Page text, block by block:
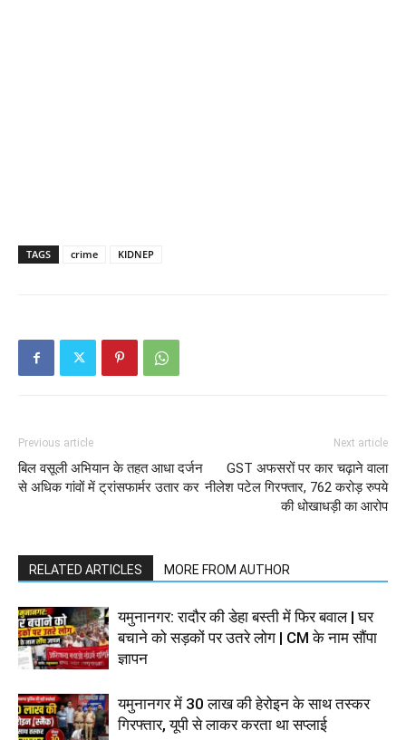
TAGS crime KIDNEP
Previous article
बिल वसूली अभियान के तहत आधा दर्जन
से अधिक गांवों में ट्रांसफार्मर उतार कर
Next article
GST अफसरों पर कार चढ़ाने वाला
नीलेश पटेल गिरफ्तार, 762 करोड़ रुपये
की धोखाधड़ी का आरोप
RELATED ARTICLES MORE FROM AUTHOR
यमुनानगर: रादौर की डेहा बस्ती में फिर बवाल | घर
बचाने को सड़कों पर उतरे लोग | CM के नाम सौंपा
ज्ञापन
यमुनानगर में 30 लाख की हेरोइन के साथ तस्कर
गिरफ्तार, यूपी से लाकर करता था सप्लाई